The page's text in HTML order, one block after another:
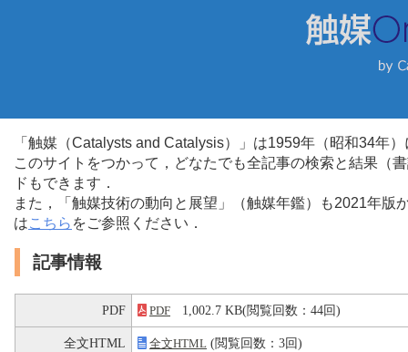
「触媒（Catalysts and Catalysis）」は1959年（昭和34年
このサイトをつかって，どなたでも全記事の検索と結果（
ドもできます．
また，「触媒技術の動向と展望」（触媒年鑑）も2021年
はこちら をご参照ください．
記事情報
PDF PDF 1,002.7 KB(閲覧回数：44回)
全文HTML 全文HTML (閲覧回数：3回)